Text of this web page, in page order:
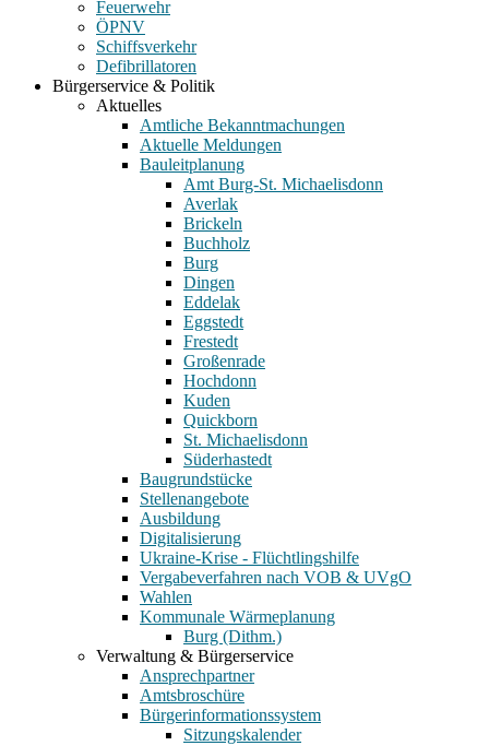
Feuerwehr
ÖPNV
Schiffsverkehr
Defibrillatoren
Bürgerservice & Politik
Aktuelles
Amtliche Bekanntmachungen
Aktuelle Meldungen
Bauleitplanung
Amt Burg-St. Michaelisdonn
Averlak
Brickeln
Buchholz
Burg
Dingen
Eddelak
Eggstedt
Frestedt
Großenrade
Hochdonn
Kuden
Quickborn
St. Michaelisdonn
Süderhastedt
Baugrundstücke
Stellenangebote
Ausbildung
Digitalisierung
Ukraine-Krise - Flüchtlingshilfe
Vergabeverfahren nach VOB & UVgO
Wahlen
Kommunale Wärmeplanung
Burg (Dithm.)
Verwaltung & Bürgerservice
Ansprechpartner
Amtsbroschüre
Bürgerinformationssystem
Sitzungskalender